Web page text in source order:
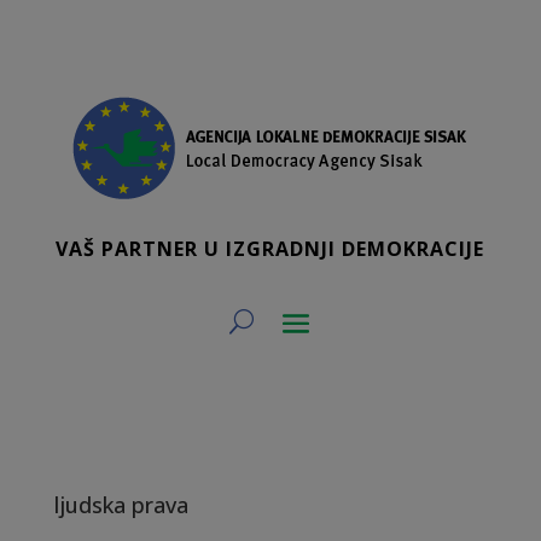
VAŠ PARTNER U IZGRADNJI DEMOKRACIJE
ljudska prava